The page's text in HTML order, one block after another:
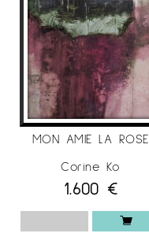
MON AMIE LA ROSE
Corine Ko
1.600 €